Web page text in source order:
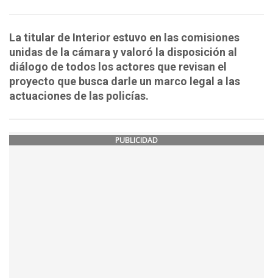
La titular de Interior estuvo en las comisiones
unidas de la cámara y valoró la disposición al
diálogo de todos los actores que revisan el
proyecto que busca darle un marco legal a las
actuaciones de las policías.
PUBLICIDAD